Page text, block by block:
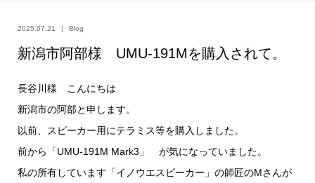
2025.07.21 Blog
新潟市阿部様 UMU-191Mを購入されて。
長谷川様 こんにちは
新潟市の阿部と申します。
以前、スピーカー用にテラミス等を購入しました。
前から「UMU-191M Mark3」 が気になっていました。
私の所有しています「イノウエスピーカー」の師匠のMさんが